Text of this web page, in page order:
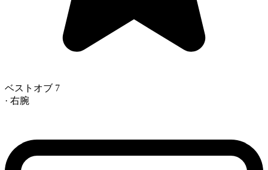
ベストオブ 7
· 右腕